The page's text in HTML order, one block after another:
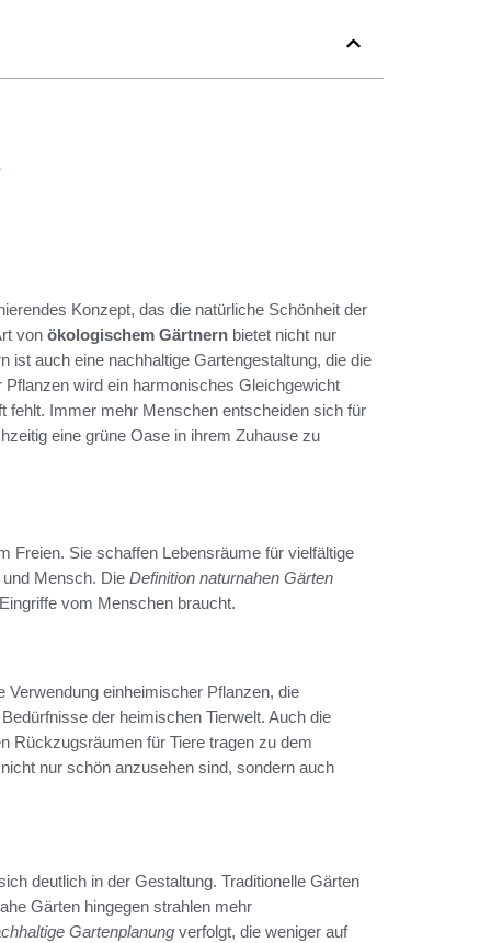
Konzept, das die natürliche Schönheit der
von ökologischem Gärtnern bietet nicht nur
ist auch eine nachhaltige Gartengestaltung, die die
wird ein harmonisches Gleichgewicht
fehlt. Immer mehr Menschen entscheiden sich für
eine grüne Oase in ihrem Zuhause zu
Freien. Sie schaffen Lebensräume für vielfältige
Mensch. Die Definition naturnahen Gärten
vom Menschen braucht.
Verwendung einheimischer Pflanzen, die
der heimischen Tierwelt. Auch die
Rückzugsräumen für Tiere tragen zu dem
nur schön anzusehen sind, sondern auch
deutlich in der Gestaltung. Traditionelle Gärten
Gärten hingegen strahlen mehr
Gartenplanung verfolgt, die weniger auf